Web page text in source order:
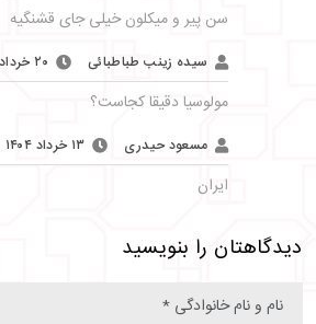
سن پیر و میکلون خیلی جای قشنگیه
سیده زینب طباطبائی ۲۰ خرداد ۱۴۰۴
مولوسیا دقیقا کجاست؟
مسعود حیدری ۱۳ خرداد ۱۴۰۴
ایران
دیدگاهتان را بنویسید